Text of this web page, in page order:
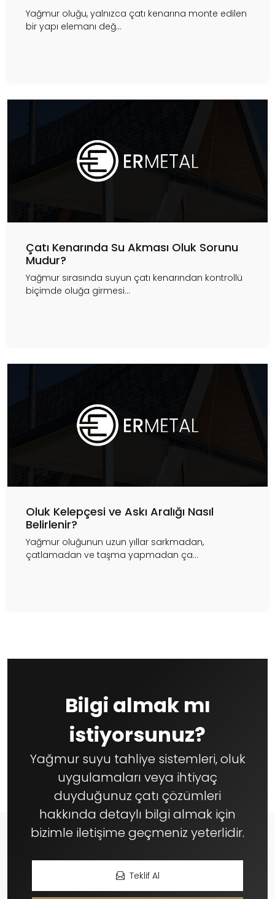
Yağmur oluğu, yalnızca çatı kenarına monte edilen
bir yapı elemanı değ...
Çatı Kenarında Su Akması Oluk Sorunu
Mudur?
Yağmur sırasında suyun çatı kenarından kontrollü
biçimde oluğa girmesi...
Oluk Kelepçesi ve Askı Aralığı Nasıl
Belirlenir?
Yağmur oluğunun uzun yıllar sarkmadan,
çatlamadan ve taşma yapmadan ça...
Bilgi almak mı
istiyorsunuz?
Yağmur suyu tahliye sistemleri, oluk
uygulamaları veya ihtiyaç
duyduğunuz çatı çözümleri
hakkında detaylı bilgi almak için
bizimle iletişime geçmeniz yeterlidir.
Teklif Al